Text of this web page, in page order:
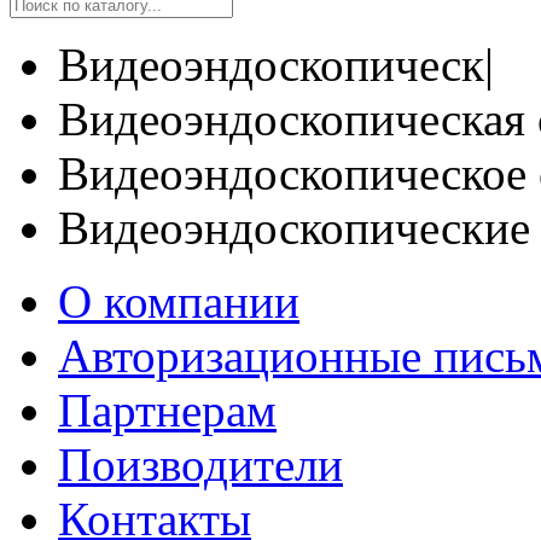
Видеоэндоскопическ|
Видеоэндоскопическая
О компании
Авторизационные
Партнерам
Поизводители
Контакты